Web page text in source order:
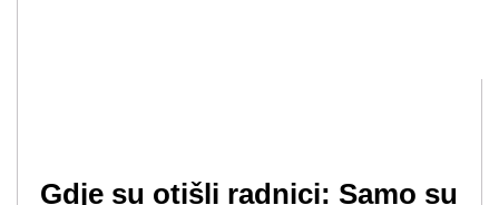
Gdje su otišli radnici: Samo su